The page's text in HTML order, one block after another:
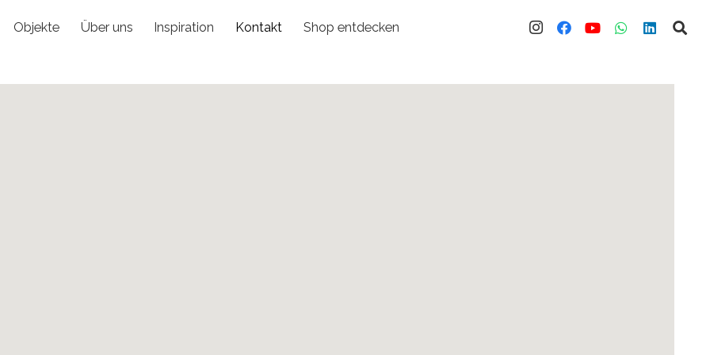
Objekte Über uns Inspiration Kontakt Shop entdecken